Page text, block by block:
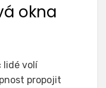
okna
lidé volí
propojit